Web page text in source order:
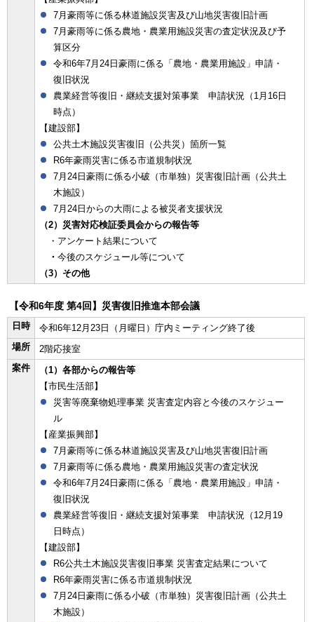
7月豪雨等に係る林道施設災害及び山地災害復旧計画
7月豪雨等に係る農地・農業用施設災害の査定状況及び予
算区分
令和6年7月24日豪雨に係る「農地・農業用施設」申請・
復旧状況
農業経営等復旧・継続支援対策事業 申請状況（1月16日
時点）
【建設部】
公共土木施設災害復旧（公共災）箇所一覧
R6年豪雨災害に係る市道規制状況
7月24日豪雨に係る小破（市単独）災害復旧計画（公共土
木施設）
7月24日からの大雨による被災者支援状況
（2）災害対応検証委員会からの報告等
・アンケート結果について
・ 今後のスケジュール等について
（3）その他
【令和6年度 第4回】災害復旧推進本部会議
日時
令和6年12月23日（月曜日）庁内ミーティング終了後
場所
2階応接室
案件
（1）各部からの報告等
【市民生活部】
災害等廃棄物処理事業 災害査定内容と今後のスケジュー
ル
【産業振興部】
7月豪雨等に係る林道施設災害及び山地災害復旧計画
7月豪雨等に係る農地・農業用施設災害の査定状況
令和6年7月24日豪雨に係る「農地・農業用施設」申請・
復旧状況
農業経営等復旧・継続支援対策事業 申請状況（12月19
日時点）
【建設部】
R6公共土木施設災害復旧事業 災害査定結果について
R6年豪雨災害に係る市道規制状況
7月24日豪雨に係る小破（市単独）災害復旧計画（公共土
木施設）